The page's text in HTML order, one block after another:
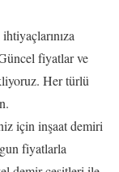
fiyatlar ve
Her türlü
için inşaat demiri
fiyatlarla